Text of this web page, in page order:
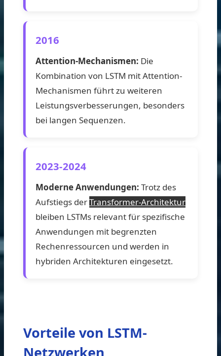
2016
Attention-Mechanismen: Die
Kombination von LSTM mit Attention-
Mechanismen führt zu weiteren
Leistungsverbesserungen, besonders
bei langen Sequenzen.
2023-2024
Moderne Anwendungen: Trotz des
Aufstiegs derTransformer-Architektur
bleiben LSTMs relevant für spezifische
Anwendungen mit begrenzten
Rechenressourcen und werden in
hybriden Architekturen eingesetzt.
Vorteile von LSTM-
Netzwerken